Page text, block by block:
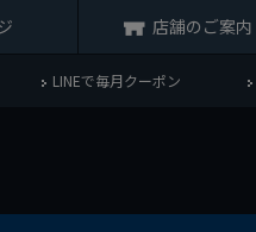
店舗のご案内
LINEで毎月クーポン